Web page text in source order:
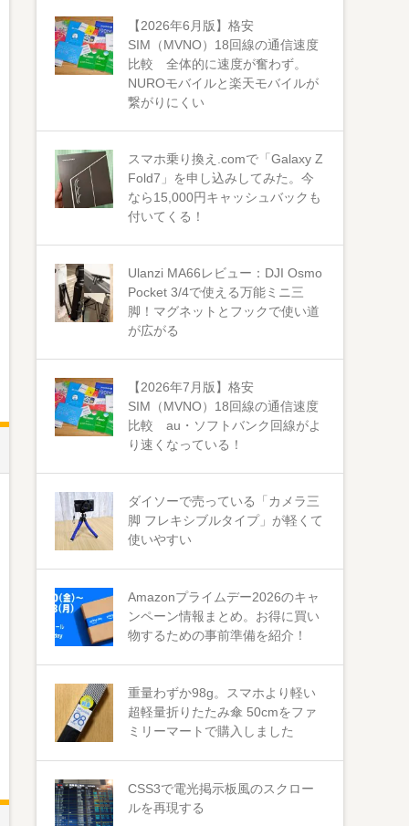
【2026年6月版】格安
SIM（MVNO）18回線の通信速度
比較 全体的に速度が奮わず。
NUROモバイルと楽天モバイルが
繋がりにくい
スマホ乗り換え.comで「Galaxy Z
Fold7」を申し込みしてみた。今
なら15,000円キャッシュバックも
付いてくる！
Ulanzi MA66レビュー：DJI Osmo
Pocket 3/4で使える万能ミニ三
脚！マグネットとフックで使い道
が広がる
【2026年7月版】格安
SIM（MVNO）18回線の通信速度
比較 au・ソフトバンク回線がよ
り速くなっている！
ダイソーで売っている「カメラ三
脚 フレキシブルタイプ」が軽くて
使いやすい
Amazonプライムデー2026のキャ
ンペーン情報まとめ。お得に買い
物するための事前準備を紹介！
重量わずか98g。スマホより軽い
超軽量折りたたみ傘 50cmをファ
ミリーマートで購入しました
CSS3で電光掲示板風のスクロー
ルを再現する